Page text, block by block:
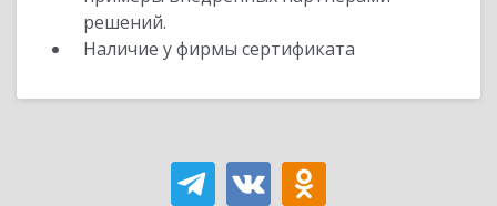
решений.
Наличие у фирмы сертификата